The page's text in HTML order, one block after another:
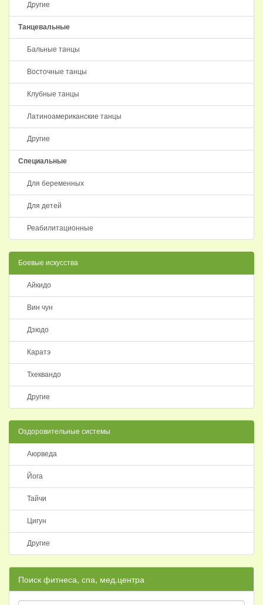
Другие
Танцевальные
Бальные танцы
Восточные танцы
Клубные танцы
Латиноамериканские танцы
Другие
Специальные
Для беременных
Для детей
Реабилитационные
Боевые искусства
Айкидо
Вин чун
Дзюдо
Каратэ
Тхеквандо
Другие
Оздоровительные системы
Аюрведа
Йога
Тайчи
Цигун
Другие
Поиск фитнеса, спа, мед.центра